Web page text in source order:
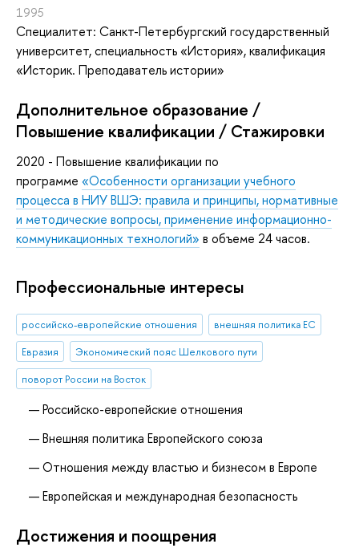
1995
Специалитет: Санкт-Петербургский государственный
университет, специальность «История», квалификация
«Историк. Преподаватель истории»
Дополнительное образование /
Повышение квалификации / Стажировки
2020 - Повышение квалификации по
программе «Особенности организации учебного
процесса в НИУ ВШЭ: правила и принципы, нормативные
и методические вопросы, применение информационно-
коммуникационных технологий» в объеме 24 часов.
Профессиональные интересы
российско-европейские отношения
внешняя политика ЕС
Евразия
Экономический пояс Шелкового пути
поворот России на Восток
Российско-европейские отношения
Внешняя политика Европейского союза
Отношения между властью и бизнесом в Европе
Европейская и международная безопасность
Достижения и поощрения